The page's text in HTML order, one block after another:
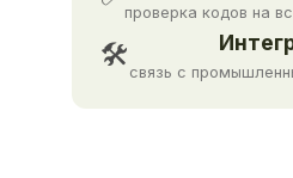
проверка кодов на
🛠
связь с